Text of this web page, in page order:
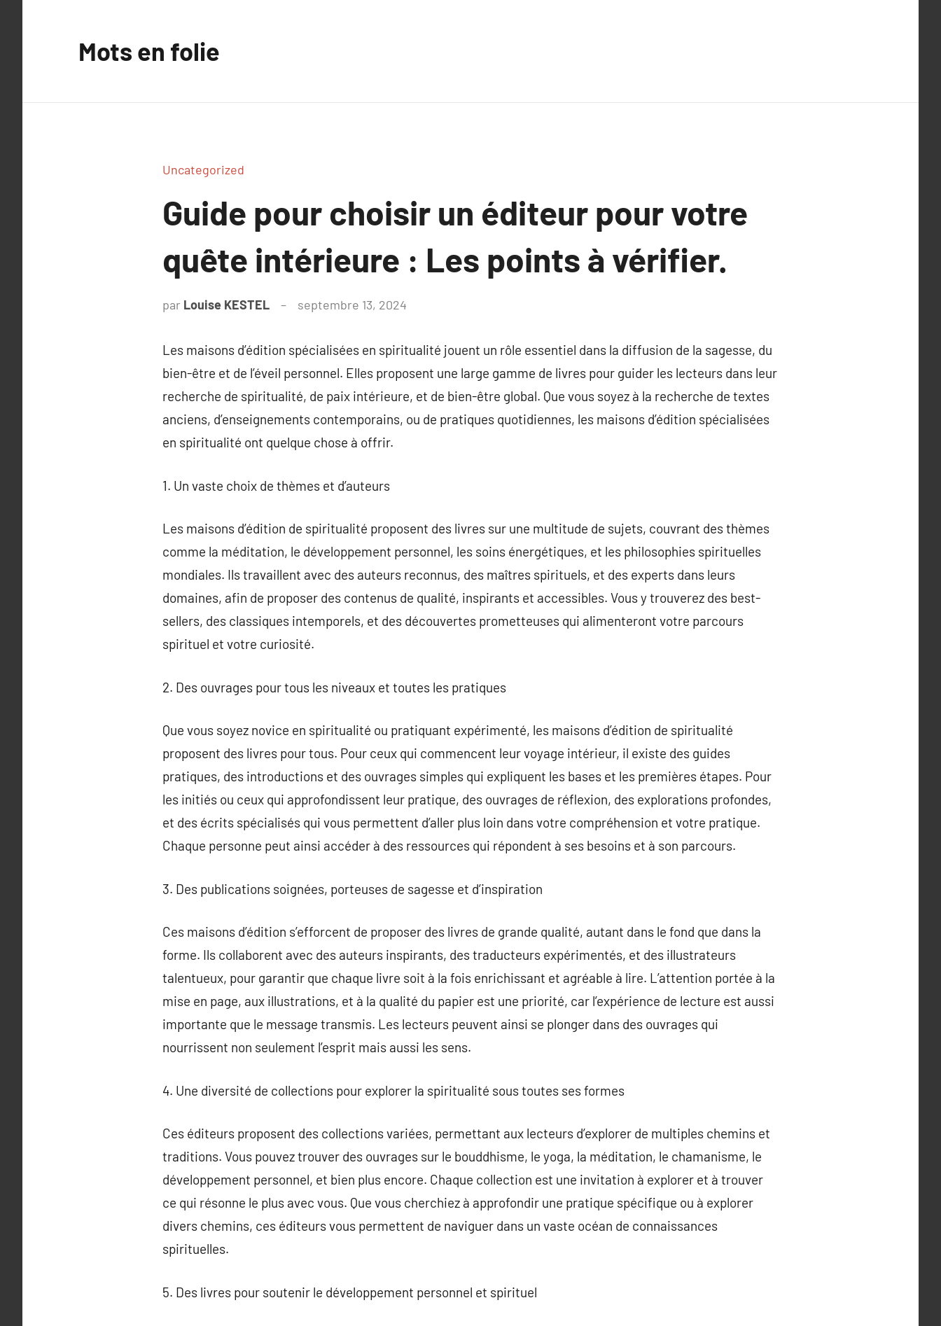
Mots en folie
Uncategorized
Guide pour choisir un éditeur pour votre
quête intérieure : Les points à vérifier.
par Louise KESTEL septembre 13, 2024
Les maisons d’édition spécialisées en spiritualité jouent un rôle essentiel dans la diffusion de la sagesse, du
bien-être et de l’éveil personnel. Elles proposent une large gamme de livres pour guider les lecteurs dans leur
recherche de spiritualité, de paix intérieure, et de bien-être global. Que vous soyez à la recherche de textes
anciens, d’enseignements contemporains, ou de pratiques quotidiennes, les maisons d’édition spécialisées
en spiritualité ont quelque chose à offrir.
1. Un vaste choix de thèmes et d’auteurs
Les maisons d’édition de spiritualité proposent des livres sur une multitude de sujets, couvrant des thèmes
comme la méditation, le développement personnel, les soins énergétiques, et les philosophies spirituelles
mondiales. Ils travaillent avec des auteurs reconnus, des maîtres spirituels, et des experts dans leurs
domaines, afin de proposer des contenus de qualité, inspirants et accessibles. Vous y trouverez des best-
sellers, des classiques intemporels, et des découvertes prometteuses qui alimenteront votre parcours
spirituel et votre curiosité.
2. Des ouvrages pour tous les niveaux et toutes les pratiques
Que vous soyez novice en spiritualité ou pratiquant expérimenté, les maisons d’édition de spiritualité
proposent des livres pour tous. Pour ceux qui commencent leur voyage intérieur, il existe des guides
pratiques, des introductions et des ouvrages simples qui expliquent les bases et les premières étapes. Pour
les initiés ou ceux qui approfondissent leur pratique, des ouvrages de réflexion, des explorations profondes,
et des écrits spécialisés qui vous permettent d’aller plus loin dans votre compréhension et votre pratique.
Chaque personne peut ainsi accéder à des ressources qui répondent à ses besoins et à son parcours.
3. Des publications soignées, porteuses de sagesse et d’inspiration
Ces maisons d’édition s’efforcent de proposer des livres de grande qualité, autant dans le fond que dans la
forme. Ils collaborent avec des auteurs inspirants, des traducteurs expérimentés, et des illustrateurs
talentueux, pour garantir que chaque livre soit à la fois enrichissant et agréable à lire. L’attention portée à la
mise en page, aux illustrations, et à la qualité du papier est une priorité, car l’expérience de lecture est aussi
importante que le message transmis. Les lecteurs peuvent ainsi se plonger dans des ouvrages qui
nourrissent non seulement l’esprit mais aussi les sens.
4. Une diversité de collections pour explorer la spiritualité sous toutes ses formes
Ces éditeurs proposent des collections variées, permettant aux lecteurs d’explorer de multiples chemins et
traditions. Vous pouvez trouver des ouvrages sur le bouddhisme, le yoga, la méditation, le chamanisme, le
développement personnel, et bien plus encore. Chaque collection est une invitation à explorer et à trouver
ce qui résonne le plus avec vous. Que vous cherchiez à approfondir une pratique spécifique ou à explorer
divers chemins, ces éditeurs vous permettent de naviguer dans un vaste océan de connaissances
spirituelles.
5. Des livres pour soutenir le développement personnel et spirituel